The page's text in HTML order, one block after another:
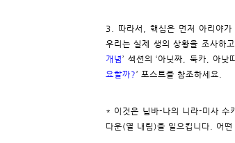
3. 따라서, 핵심은 먼저 아리야가
우리는 실제 생의 상황을 조사하
개념’ 섹션의 ‘아닛짜, 둑카, 아낫
요할까?’ 포스트를 참조하세요.
* 이것은 닙바-나의 니라-미사 수
다운(열 내림)을 일으킵니다. 어